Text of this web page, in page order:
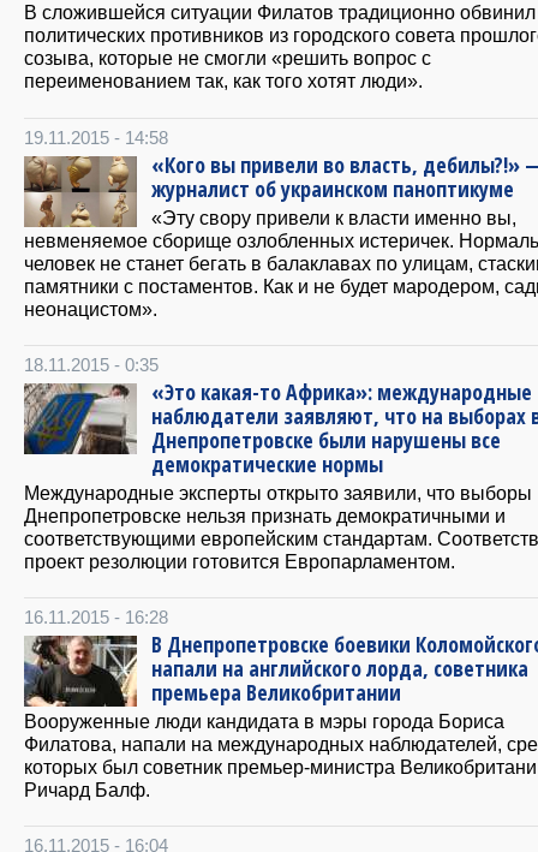
В сложившейся ситуации Филатов традиционно обвинил
политических противников из городского совета
созыва, которые не смогли «решить вопрос с
переименованием так, как того хотят люди».
19.11.2015 - 14:58
«Кого вы привели во власть, дебилы?!»
журналист об украинском паноптикуме
«Эту свору привели к власти именно вы,
невменяемое сборище озлобленных истеричек.
человек не станет бегать в балаклавах по улицам,
памятники с постаментов. Как и не будет мародером,
неонацистом».
18.11.2015 - 0:35
«Это какая-то Африка»: международные
наблюдатели заявляют, что на выборах
Днепропетровске были нарушены все
демократические нормы
Международные эксперты открыто заявили, что выборы
Днепропетровске нельзя признать демократичными и
соответствующими европейским стандартам.
проект резолюции готовится Европарламентом.
16.11.2015 - 16:28
В Днепропетровске боевики
напали на английского лорда, советника
премьера Великобритании
Вооруженные люди кандидата в мэры города Бориса
Филатова, напали на международных наблюдателей,
которых был советник премьер-министра
Ричард Балф.
16.11.2015 - 16:04